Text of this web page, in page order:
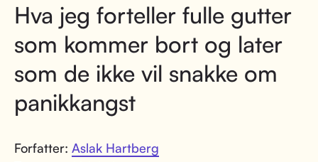
Hva jeg forteller fulle gutter
som kommer bort og later
som de ikke vil snakke om
panikkangst
Forfatter: Aslak Hartberg